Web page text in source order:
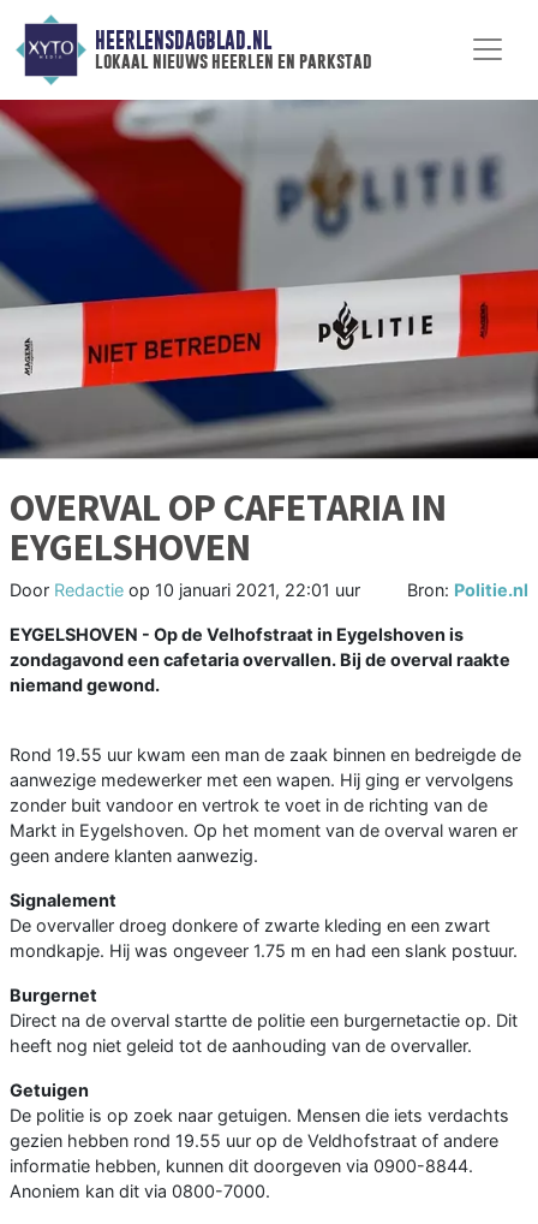
HEERLENSDAGBLAD.NL
lokaal nieuws heerlen en parkstad
OVERVAL OP CAFETARIA IN
EYGELSHOVEN
Door Redactie op 10 januari 2021, 22:01 uur Bron: Politie.nl
EYGELSHOVEN - Op de Velhofstraat in Eygelshoven is
zondagavond een cafetaria overvallen. Bij de overval raakte
niemand gewond.
Rond 19.55 uur kwam een man de zaak binnen en bedreigde de
aanwezige medewerker met een wapen. Hij ging er vervolgens
zonder buit vandoor en vertrok te voet in de richting van de
Markt in Eygelshoven. Op het moment van de overval waren er
geen andere klanten aanwezig.
Signalement
De overvaller droeg donkere of zwarte kleding en een zwart
mondkapje. Hij was ongeveer 1.75 m en had een slank postuur.
Burgernet
Direct na de overval startte de politie een burgernetactie op. Dit
heeft nog niet geleid tot de aanhouding van de overvaller.
Getuigen
De politie is op zoek naar getuigen. Mensen die iets verdachts
gezien hebben rond 19.55 uur op de Veldhofstraat of andere
informatie hebben, kunnen dit doorgeven via 0900-8844.
Anoniem kan dit via 0800-7000.